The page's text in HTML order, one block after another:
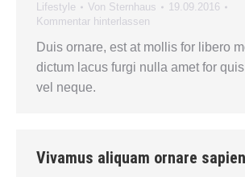
Lifestyle Von Sternhaus
19.09.2016
Kommentar hinterlassen
Duis ornare, est at mollis for libero
dictum lacus furgi nulla amet for
vel neque.
Vivamus aliquam ornare sapien